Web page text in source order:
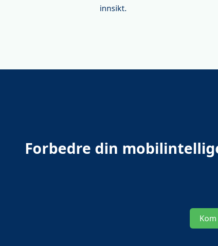
innsikt.
Forbedre din